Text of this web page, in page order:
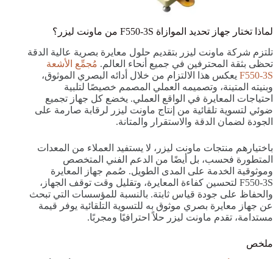
لماذا تختار جهاز تحديد الموازاة F550-3S من ماونت ليزر؟
تلتزم شركة ماونت ليزر بتقديم حلول معايرة بصرية عالية الدقة
تحظى بثقة المحترفين في جميع أنحاء العالم. مُجمِّع الأشعة
F550-3S يعكس هذا الالتزام من خلال أدائه البصري الموثوق،
وبنيته المتينة، وتصميمه العملي المصمم خصيصًا لتلبية
احتياجات المعايرة في الواقع العملي. يخضع كل جهاز تجميع
ضوئي لتسوية تلقائية من إنتاج ماونت ليزر لرقابة صارمة على
الجودة لضمان الدقة والاستقرار والمتانة.
باختيارهم منتجات ماونت ليزر، لا يستفيد العملاء من المعدات
المتطورة فحسب، بل أيضًا من الدعم الفني المتخصص
وموثوقية الخدمة على المدى الطويل. صُمم جهاز المعايرة
F550-3S لتحسين كفاءة المعايرة، وتقليل وقت توقف الجهاز،
والحفاظ على جودة قياس ثابتة. بالنسبة للمؤسسات التي تبحث
عن جهاز معايرة بصري موثوق به للتسوية التلقائية يوفر قيمة
مستدامة، تقدم ماونت ليزر حلاً احترافيًا ومجربًا.
ملخص